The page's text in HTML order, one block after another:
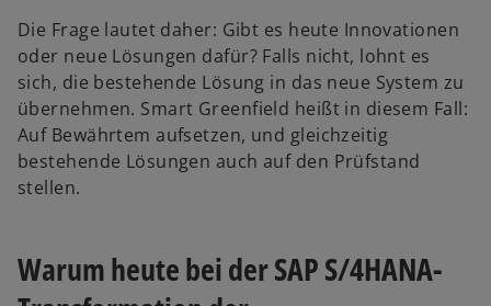
Die Frage lautet daher: Gibt es heute Innovationen
oder neue Lösungen dafür? Falls nicht, lohnt es
sich, die bestehende Lösung in das neue System zu
übernehmen. Smart Greenfield heißt in diesem Fall:
Auf Bewährtem aufsetzen, und gleichzeitig
bestehende Lösungen auch auf den Prüfstand
stellen.
Warum heute bei der SAP S/4HANA-